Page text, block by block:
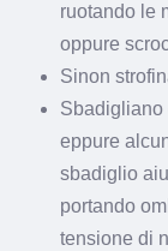
ruotando le
oppure
Sinon
Sbadigliano
eppure
sbadiglio
portando
tensione di